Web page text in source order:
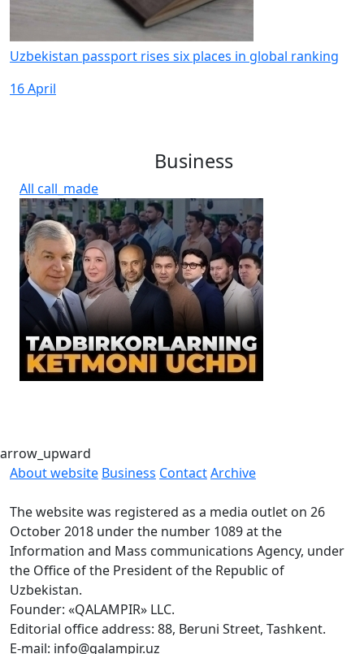
Uzbekistan passport rises six places in global ranking
16 April
Business
All call_made
arrow_upward
About website Business ContactArchive
The website was registered as a media outlet on 26
October 2018 under the number 1089 at the
Information and Mass communications Agency, under
the Office of the President of the Republic of
Uzbekistan.
Founder: «QALAMPIR» LLC.
Editorial office address: 88, Beruni Street, Tashkent.
E-mail: info@qalampir.uz